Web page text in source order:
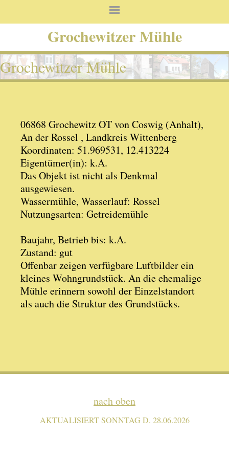
Grochewitzer Mühle
Grochewitzer Mühle
06868 Grochewitz OT von Coswig (Anhalt),
An der Rossel , Landkreis Wittenberg
Koordinaten: 51.969531, 12.413224
Eigentümer(in): k.A.
Das Objekt ist nicht als Denkmal
ausgewiesen.
Wassermühle, Wasserlauf: Rossel
Nutzungsarten: Getreidemühle
Baujahr, Betrieb bis: k.A.
Zustand: gut
Offenbar zeigen verfügbare Luftbilder ein
kleines Wohngrundstück. An die ehemalige
Mühle erinnern sowohl der Einzelstandort
als auch die Struktur des Grundstücks.
nach oben
AKTUALISIERT SONNTAG D. 28.06.2026